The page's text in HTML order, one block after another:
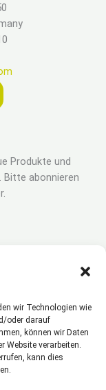
wir Technologien wie
oder darauf
können wir Daten
Website verarbeiten.
kann dies
Produkte und
Bitte abonnieren
– AGB